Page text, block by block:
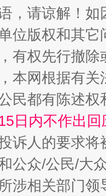
，请谅解！
位版权和其它
有权先行撤
本网根据有
民都有陈述
日内不作出
诉人的要求将
公众/公民/大
涉相关部门